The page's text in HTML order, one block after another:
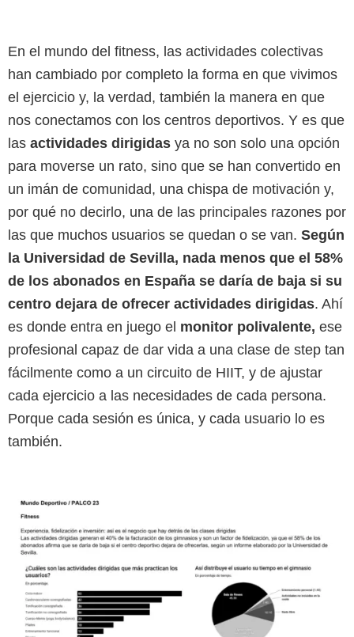
En el mundo del fitness, las actividades colectivas
han cambiado por completo la forma en que vivimos
el ejercicio y, la verdad, también la manera en que
nos conectamos con los centros deportivos. Y es que
las actividades dirigidas ya no son solo una opción
para moverse un rato, sino que se han convertido en
un imán de comunidad, una chispa de motivación y,
por qué no decirlo, una de las principales razones por
las que muchos usuarios se quedan o se van. Según
la Universidad de Sevilla, nada menos que el 58%
de los abonados en España se daría de baja si su
centro dejara de ofrecer actividades dirigidas. Ahí
es donde entra en juego el monitor polivalente, ese
profesional capaz de dar vida a una clase de step tan
fácilmente como a un circuito de HIIT, y de ajustar
cada ejercicio a las necesidades de cada persona.
Porque cada sesión es única, y cada usuario lo es
también.